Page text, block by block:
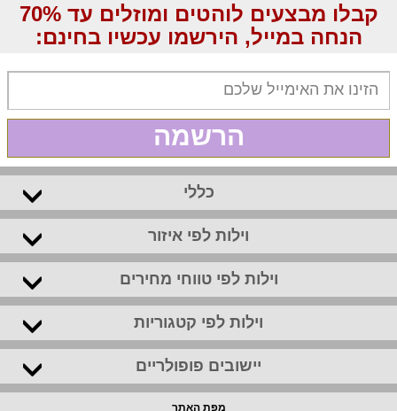
קבלו מבצעים לוהטים ומוזלים עד 70%
הנחה במייל, הירשמו עכשיו בחינם:
הרשמה
כללי
וילות לפי איזור
וילות לפי טווחי מחירים
וילות לפי קטגוריות
יישובים פופולריים
מפת האתר